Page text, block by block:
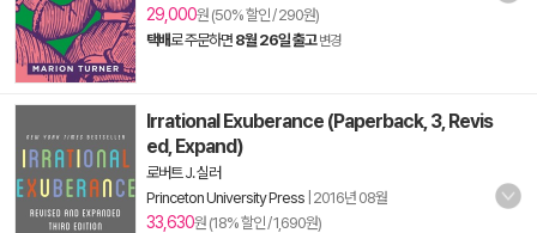
29,000원 (50% 할인 / 290원)
택배로 주문하면 8월 26일 출고 변경
Irrational Exuberance (Paperback, 3, Revis
ed, Expand)
로버트 J. 실러
Princeton University Press 2016년 08월
33,630원 (18% 할인 / 1,690원)